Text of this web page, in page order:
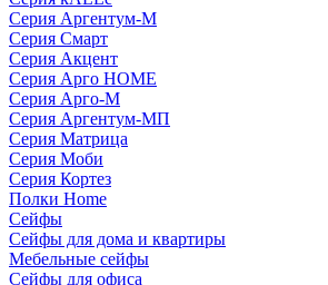
Серия Аргентум-М
Серия Смарт
Серия Акцент
Серия Арго HOME
Серия Арго-М
Серия Аргентум-МП
Серия Матрица
Серия Моби
Серия Кортез
Полки Home
Сейфы
Сейфы для дома и квартиры
Мебельные сейфы
Сейфы для офиса